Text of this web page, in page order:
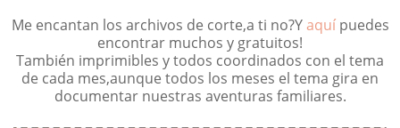
Me encantan los archivos de corte,a ti no?Yaquípuedes
encontrar muchos y gratuitos!
También imprimibles y todos coordinados con el tema
de cada mes,aunque todos los meses el tema gira en
documentar nuestras aventuras familiares.